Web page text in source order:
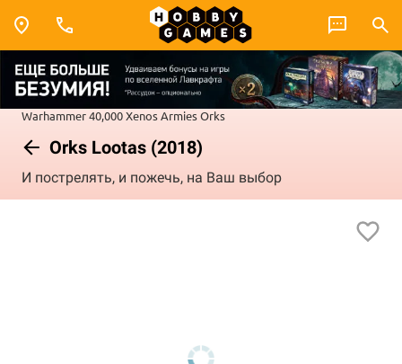
Warhammer 40,000Xenos ArmiesOrks
Orks Lootas (2018)
И пострелять, и пожечь, на Ваш выбор